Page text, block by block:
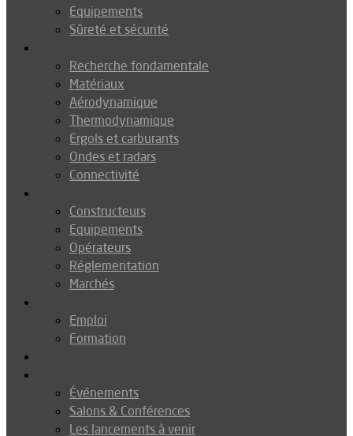
Equipements
Sûreté et sécurité
Recherche fondamentale
Matériaux
Aérodynamique
Thermodynamique
Ergols et carburants
Ondes et radars
Connectivité
Constructeurs
Equipements
Opérateurs
Réglementation
Marchés
Emploi
Formation
Événements
Salons & Conférences
Les lancements à venir